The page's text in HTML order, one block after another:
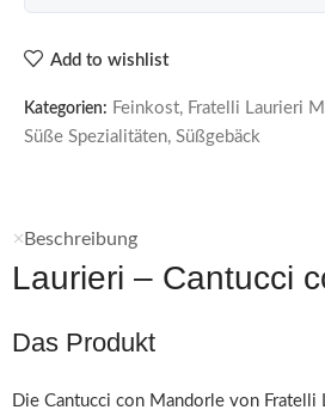
Add to wishlist
Kategorien: Feinkost, Fratelli Laurieri
Süße Spezialitäten, Süßgebäck
Beschreibung
Laurieri – Cantucci
Das Produkt
Die Cantucci con Mandorle von Fratelli